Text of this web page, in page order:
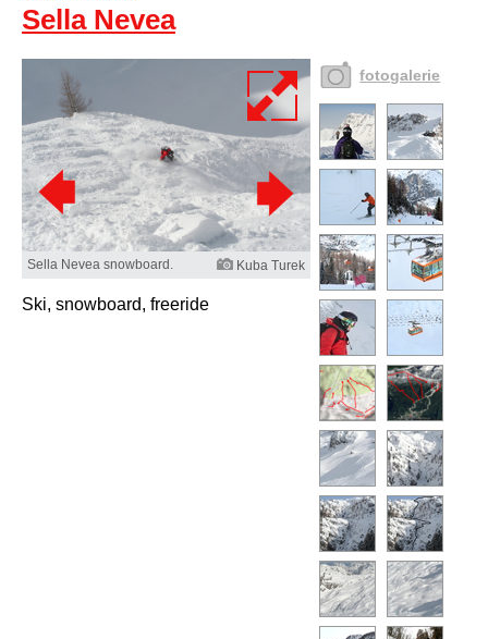
Sella Nevea
Sella Nevea snowboard. Kuba Turek
Ski, snowboard, freeride
fotogalerie